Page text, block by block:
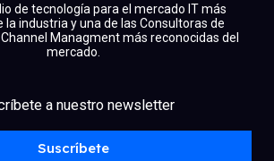
de tecnología para el mercado IT más
industria y una de las Consultoras de
Managment más reconocidas del
mercado.
a nuestro newsletter
Suscríbete
youtubeinstagram
spotify